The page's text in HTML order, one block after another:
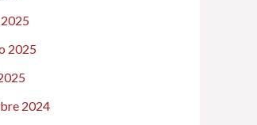
2025
2024